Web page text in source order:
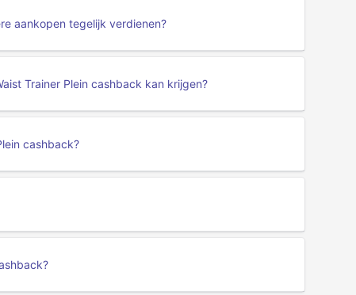
aankopen tegelijk verdienen?
Trainer Plein cashback kan krijgen?
cashback?